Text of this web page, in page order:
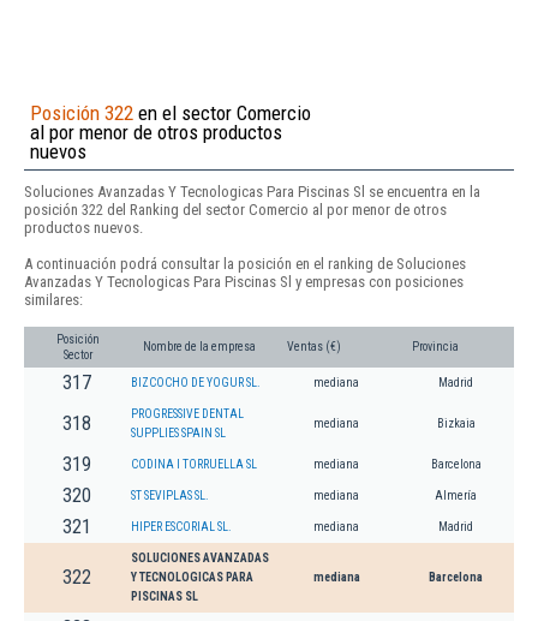
Posición 322 en el sector Comercio
al por menor de otros productos
nuevos
Soluciones Avanzadas Y Tecnologicas Para Piscinas Sl se encuentra en la
posición 322 del Ranking del sector Comercio al por menor de otros
productos nuevos.
A continuación podrá consultar la posición en el ranking de Soluciones
Avanzadas Y Tecnologicas Para Piscinas Sl y empresas con posiciones
similares:
Posición
Sector
Nombre de la empresa Ventas (€) Provincia
317 BIZCOCHO DE YOGUR SL. mediana Madrid
318
PROGRESSIVE DENTAL
SUPPLIES SPAIN SL
mediana Bizkaia
319 CODINA I TORRUELLA SL mediana Barcelona
320 ST SEVIPLAS SL. mediana Almería
321 HIPER ESCORIAL SL. mediana Madrid
322
SOLUCIONES AVANZADAS
Y TECNOLOGICAS PARA
PISCINAS SL
mediana Barcelona